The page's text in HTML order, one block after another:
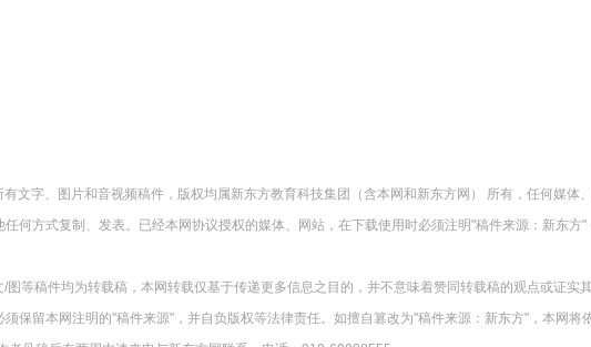
文字、图片和音视频稿件，版权均属新东方教育科技集团（含本网和新东方网） 所有，任何媒体
何方式复制、发表。已经本网协议授权的媒体、网站，在下载使用时必须注明"稿件来源：新东方
图等稿件均为转载稿，本网转载仅基于传递更多信息之目的，并不意味着赞同转载稿的观点或证实
保留本网注明的"稿件来源"，并自负版权等法律责任。如擅自篡改为"稿件来源：新东方"，本网将